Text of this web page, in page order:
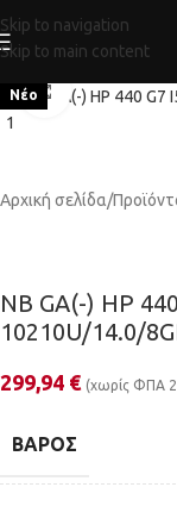
Skip to navigation
Skip to main content
Νέο Κλικ για
Αρχική σελίδα/
NB GA(-) HP
10210U/14.0/
299,94 € (χωρίς ΦΠΑ
ΒΆΡΟΣ